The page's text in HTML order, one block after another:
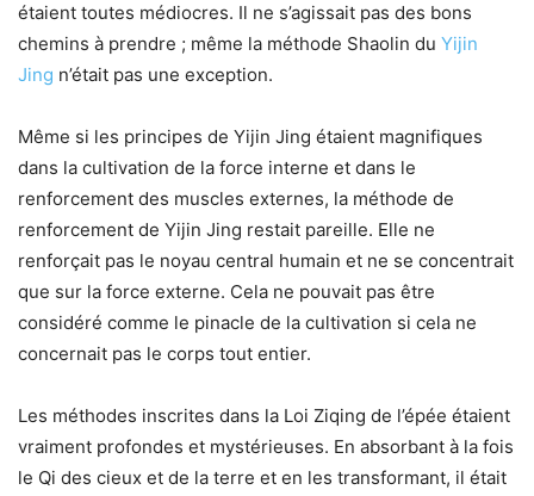
étaient toutes médiocres. Il ne s’agissait pas des bons
chemins à prendre ; même la méthode Shaolin du Yijin
Jing n’était pas une exception.
Même si les principes de Yijin Jing étaient magnifiques
dans la cultivation de la force interne et dans le
renforcement des muscles externes, la méthode de
renforcement de Yijin Jing restait pareille. Elle ne
renforçait pas le noyau central humain et ne se concentrait
que sur la force externe. Cela ne pouvait pas être
considéré comme le pinacle de la cultivation si cela ne
concernait pas le corps tout entier.
Les méthodes inscrites dans la Loi Ziqing de l’épée étaient
vraiment profondes et mystérieuses. En absorbant à la fois
le Qi des cieux et de la terre et en les transformant, il était